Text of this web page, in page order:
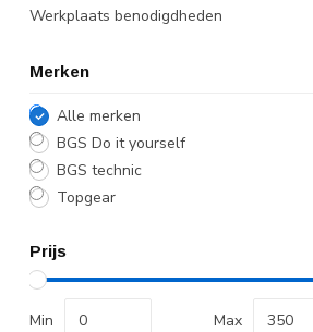
Werkplaats benodigdheden
Merken
Alle merken
BGS Do it yourself
BGS technic
Topgear
Prijs
Min Max